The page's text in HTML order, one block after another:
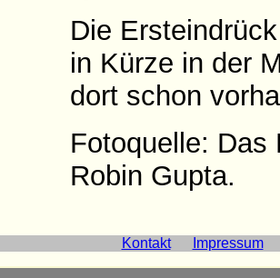
Die
in Kürze in der
dort schon
Fotoquelle: Das
Robin Gupta.
Kontakt Impressum